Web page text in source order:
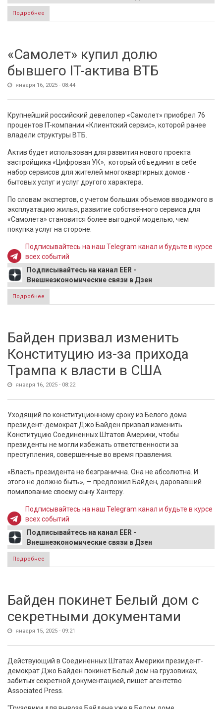
Подробнее
SsangYong Rexton Sports
«Самолет» купил долю
бывшего IT-актива ВТБ
января 16, 2025 - 08:44
Крупнейший российский девелопер «Самолет» приобрел 76
процентов IT-компании «Клиентский сервис», которой ранее
владели структуры ВТБ.
Актив будет использован для развития нового проекта
застройщика «Цифровая УК», который объединит в себе
набор сервисов для жителей многоквартирных домов -
бытовых услуг и услуг другого характера.
По словам экспертов, с учетом больших объемов вводимого в
эксплуатацию жилья, развитие собственного сервиса для
«Самолета» становится более выгодной моделью, чем
покупка услуг на стороне.
Подписывайтесь на наш Telegram канал и будьте в курсе
всех событий
Подписывайтесь на канал EER -
Внешнеэкономические связи в Дзен
Подробнее
Байден призвал изменить
Конституцию из-за прихода
Трампа к власти в США
января 16, 2025 - 08:22
Уходящий по конституционному сроку из Белого дома
президент-демократ Джо Байден призвал изменить
Конституцию Соединенных Штатов Америки, чтобы
президенты не могли избежать ответственности за
преступления, совершенные во время правления.
​«Власть президента не безгранична. Она не абсолютна. И
этого не должно быть», — предложил Байден, даровавший
помилование своему сыну Хантеру.
Подписывайтесь на наш Telegram канал и будьте в курсе
всех событий
Подписывайтесь на канал EER -
Внешнеэкономические связи в Дзен
Подробнее
Трампа к власти в США
Байден покинет Белый дом с
секретными документами
января 15, 2025 - 09:21
Действующий в Соединенных Штатах Америки президент-
демократ Джо Байден покинет Белый дом на грузовиках,
забитых секретной документацией, пишет агентство
Associated Press.